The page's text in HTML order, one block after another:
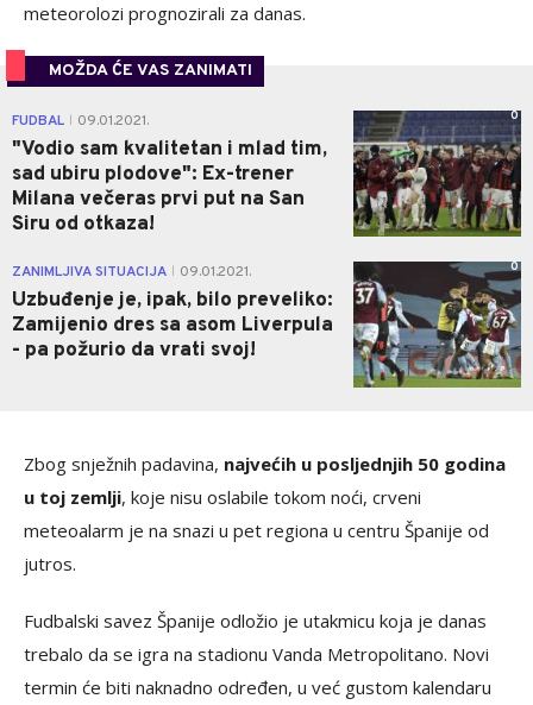
meteorolozi prognozirali za danas.
MOŽDA ĆE VAS ZANIMATI
FUDBAL 09.01.2021.
"Vodio sam kvalitetan i mlad tim,
sad ubiru plodove": Ex-trener
Milana večeras prvi put na San
Siru od otkaza!
0
ZANIMLJIVA SITUACIJA 09.01.2021.
Uzbuđenje je, ipak, bilo preveliko:
Zamijenio dres sa asom Liverpula
- pa požurio da vrati svoj!
0
Zbog snježnih padavina, najvećih u posljednjih 50 godina
u toj zemlji, koje nisu oslabile tokom noći, crveni
meteoalarm je na snazi u pet regiona u centru Španije od
jutros.
Fudbalski savez Španije odložio je utakmicu koja je danas
trebalo da se igra na stadionu Vanda Metropolitano. Novi
termin će biti naknadno određen, u već gustom kalendaru